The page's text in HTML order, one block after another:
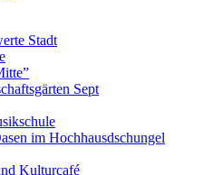
Stadt
Sept
im Hochhausdschungel
Kulturcafé